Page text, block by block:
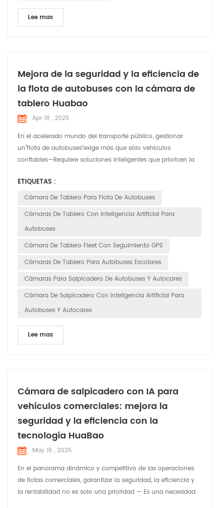
Lee mas
Mejora de la seguridad y la eficiencia de
la flota de autobuses con la cámara de
tablero Huabao
Apr 18 , 2025
En el acelerado mundo del transporte público, gestionar
un"flota de autobuses"exige más que sólo vehículos
confiables—Requiere soluciones inteligentes que prioricen la
operativa."Cámara de tablero Huabao", una tecnología de
vanguardia"Cámara de tablero para flota de autobuses"
operadores de ...
ETIQUETAS :
Cámara De Tablero Para Flota De Autobuses
Cámaras De Tablero Con Inteligencia Artificial Para
Autobuses
Cámara De Tablero Fleet Con Seguimiento GPS
Cámaras De Tablero Para Autobuses Escolares
Cámaras Para Salpicadero De Autobuses Y Autocares
Cámara De Salpicadero Con Inteligencia Artificial Para
Autobuses Y Autocares
Lee mas
Cámara de salpicadero con IA para
vehículos comerciales: mejora la
seguridad y la eficiencia con la
tecnología HuaBao
May 16 , 2025
En el panorama dinámico y competitivo de las operaciones
de flotas comerciales, garantizar la seguridad, la eficiencia y
la rentabilidad no es solo una prioridad — Es una necesidad.